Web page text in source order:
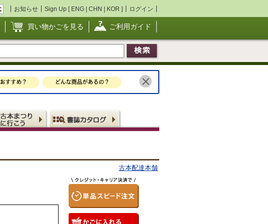
お知らせ Sign Up [ ENG | CHN | KOR ] ログイン
買い物かごを見る ご利用ガイド
古本配達本舗